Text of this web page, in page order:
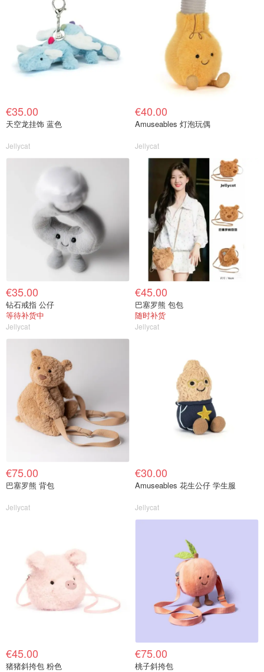
€35.00
天空龙挂饰 蓝色
Jellycat
€40.00
Amuseables 灯泡玩偶
Jellycat
€35.00
钻石戒指 公仔
等待补货中
Jellycat
€45.00
巴塞罗熊 包包
随时补货
Jellycat
€75.00
巴塞罗熊 背包
Jellycat
€30.00
Amuseables 花生公仔 学生服
Jellycat
€45.00
猪猪斜挎包 粉色
€75.00
桃子斜挎包